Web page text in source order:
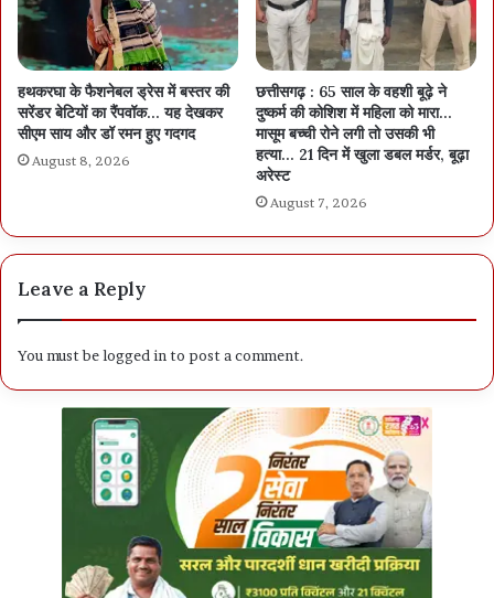
हथकरघा के फैशनेबल ड्रेस में बस्तर की
सरेंडर बेटियों का रैंपवॉक… यह देखकर
सीएम साय और डॉ रमन हुए गदगद
August 8, 2026
छत्तीसगढ़ : 65 साल के वहशी बूढ़े ने
दुष्कर्म की कोशिश में महिला को मारा…
मासूम बच्ची रोने लगी तो उसकी भी
हत्या… 21 दिन में खुला डबल मर्डर, बूढ़ा
अरेस्ट
August 7, 2026
Leave a Reply
You must belogged in to post a comment.